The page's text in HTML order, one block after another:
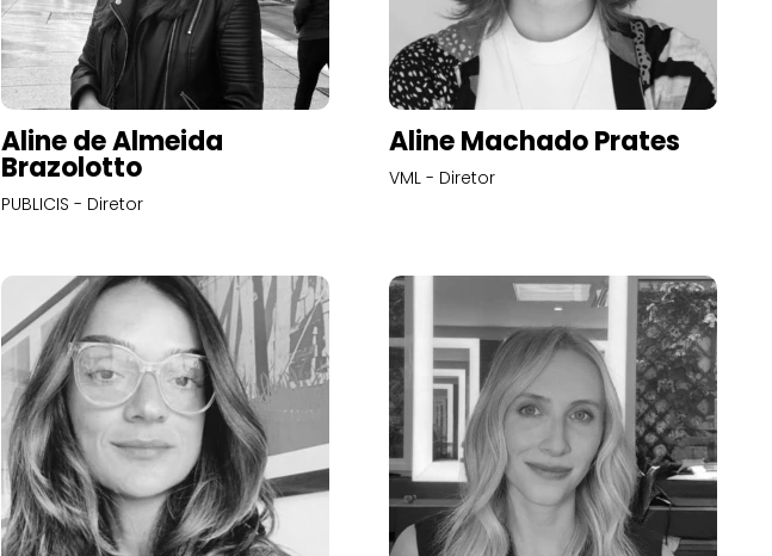
Aline de Almeida
Brazolotto
PUBLICIS - Diretor
Aline Machado Prates
VML - Diretor